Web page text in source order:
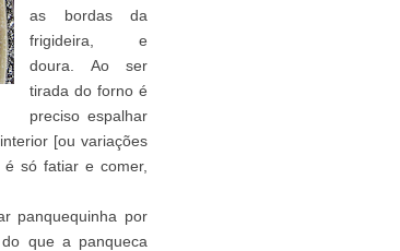
as bordas da
frigideira, e
doura. Ao ser
tirada do forno é
preciso espalhar
[ou variações
só fatiar e comer,
panquequinha por
que a panqueca